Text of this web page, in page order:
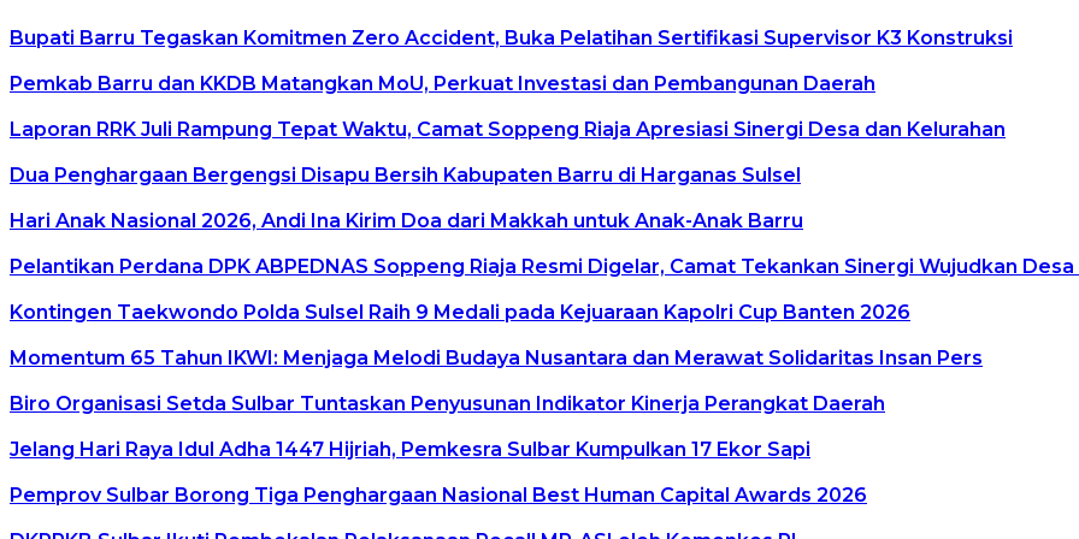
Bupati Barru Tegaskan Komitmen Zero Accident, Buka Pelatihan Sertifikasi Supervisor K3 Konstruksi
Pemkab Barru dan KKDB Matangkan MoU, Perkuat Investasi dan Pembangunan Daerah
Laporan RRK Juli Rampung Tepat Waktu, Camat Soppeng Riaja Apresiasi Sinergi Desa dan Kelurahan
Dua Penghargaan Bergengsi Disapu Bersih Kabupaten Barru di Harganas Sulsel
Hari Anak Nasional 2026, Andi Ina Kirim Doa dari Makkah untuk Anak-Anak Barru
Pelantikan Perdana DPK ABPEDNAS Soppeng Riaja Resmi Digelar, Camat Tekankan Sinergi Wujudkan Desa
Kontingen Taekwondo Polda Sulsel Raih 9 Medali pada Kejuaraan Kapolri Cup Banten 2026
Momentum 65 Tahun IKWI: Menjaga Melodi Budaya Nusantara dan Merawat Solidaritas Insan Pers
Biro Organisasi Setda Sulbar Tuntaskan Penyusunan Indikator Kinerja Perangkat Daerah
Jelang Hari Raya Idul Adha 1447 Hijriah, Pemkesra Sulbar Kumpulkan 17 Ekor Sapi
Pemprov Sulbar Borong Tiga Penghargaan Nasional Best Human Capital Awards 2026